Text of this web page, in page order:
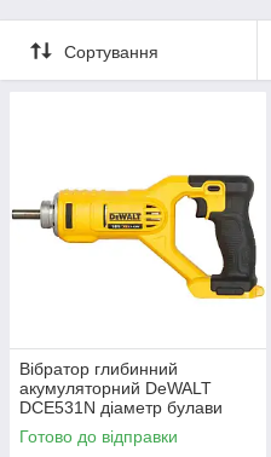
Сортування
Вібратор глибинний
акумуляторний DeWALT
DCE531N діаметр булави
28.6 мм довжина валу 1.2 м
потужність 0.36 кВт
Готово до відправки